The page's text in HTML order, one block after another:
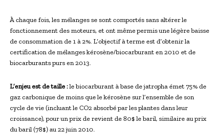
À chaque fois, les mélanges se sont comportés sans altérer le
fonctionnement des moteurs, et ont même permis une légère baisse
de consommation de 1 à 2%. L’objectif à terme est d’obtenir la
certification de mélanges kérosène/biocarburant en 2010 et de
biocarburants purs en 2013.
L’enjeu est de taille :le biocarburant à base de jatropha émet 75% de
gaz carbonique de moins que le kérosène sur l’ensemble de son
cycle de vie (incluant le CO2 absorbé par les plantes dans leur
croissance), pour un prix de revient de 80$ le baril, similaire au prix
du baril (78$) au 22 juin 2010.